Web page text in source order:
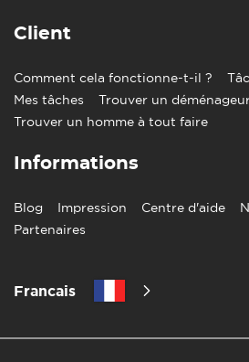
Client
Comment cela fonctionne-t-il ?
Mes tâches
Trouver un
Trouver un homme à tout faire
Informations
Blog Impression Centre d'aide
Partenaires
Francais